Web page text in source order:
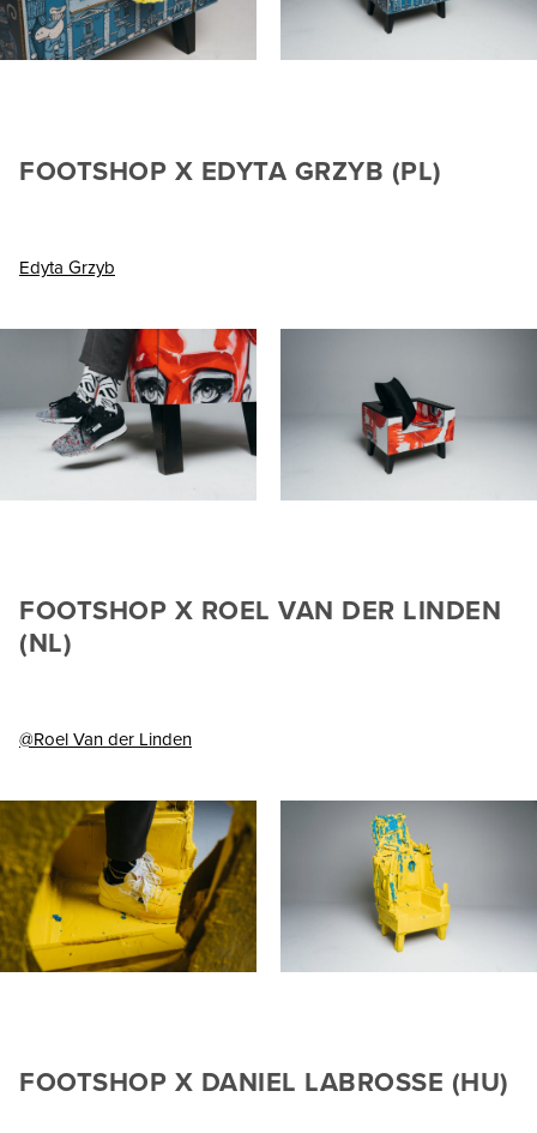
FOOTSHOP X EDYTA GRZYB (PL)
Edyta Grzyb
FOOTSHOP X ROEL VAN DER LINDEN
(NL)
@Roel Van der Linden
FOOTSHOP X DANIEL LABROSSE (HU)